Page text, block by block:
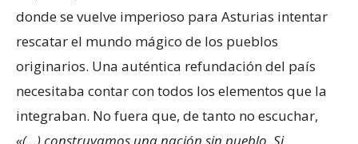
donde se vuelve imperioso para Asturias intentar
rescatar el mundo mágico de los pueblos
originarios. Una auténtica refundación del país
necesitaba contar con todos los elementos que la
integraban. No fuera que, de tanto no escuchar,
«(…) construyamos una nación sin pueblo. Si